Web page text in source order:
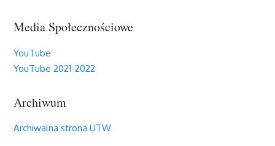
Media Społecznościowe
YouTube
YouTube 2021-2022
Archiwum
Archiwalna strona UTW